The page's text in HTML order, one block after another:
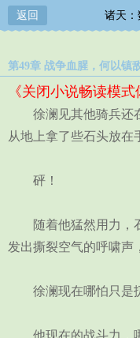
返回 诸天
第49章 战争血腥，何以镇
《关闭小说畅读模式
徐澜见其他骑兵还在
从地上拿了些石头放在
砰！
随着他猛然用力，石
发出撕裂空气的呼啸声
徐澜现在哪怕只是扔
他现在的战斗力，哪